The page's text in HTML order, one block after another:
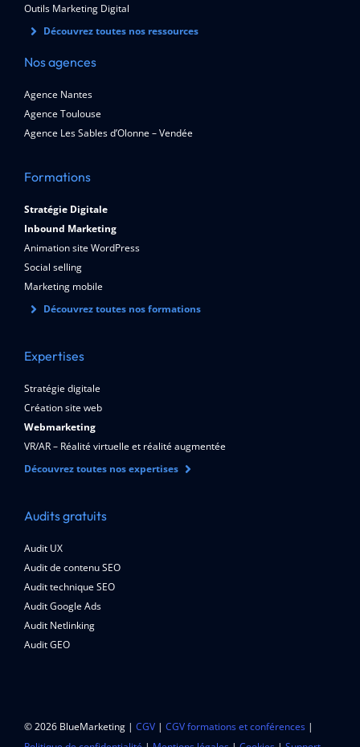
Outils Marketing Digital
Découvrez toutes nos ressources
Nos agences
Agence Nantes
Agence Toulouse
Agence Les Sables d’Olonne – Vendée
Formations
Stratégie Digitale
Inbound Marketing
Animation site WordPress
Social selling
Marketing mobile
Découvrez toutes nos formations
Expertises
Stratégie digitale
Création site web
Webmarketing
VR/AR – Réalité virtuelle et réalité augmentée
Découvrez toutes nos expertises
Audits gratuits
Audit UX
Audit de contenu SEO
Audit technique SEO
Audit Google Ads
Audit Netlinking
Audit GEO
© 2026 BlueMarketing | CGV| CGV formations et conférences|